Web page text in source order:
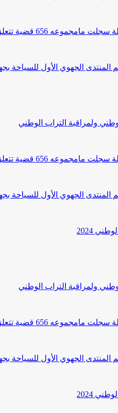
المنتدى الجهوي الأول للسياحة
ولمراقبة التراب الوطني
المنتدى الجهوي الأول للسياحة
2024
ولمراقبة التراب الوطني
المنتدى الجهوي الأول للسياحة
2024